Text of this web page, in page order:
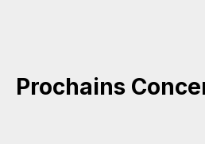
Prochains